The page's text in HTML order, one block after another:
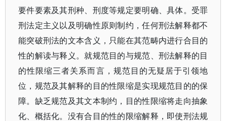
要件要素及其刑种、刑度等规定要明确、具体。受罪
刑法定主义以及明确性原则制约，任何刑法解释都不
能突破刑法的文本含义，只能在其范畴内进行合目的
性的解读与释义。就规范目的与规范、刑法解释的目
的性限缩三者关系而言，规范目的无疑居于引领地
位，规范及其解释的目的性限缩是实现规范目的的保
障。缺乏规范及其文本制约，目的性限缩将走向抽象
化、概括化。没有合目的性的限缩解释，即使刑法规